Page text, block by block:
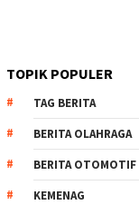
TOPIK POPULER
TAG BERITA
BERITA OLAHRAGA
BERITA OTOMOTIF
KEMENAG